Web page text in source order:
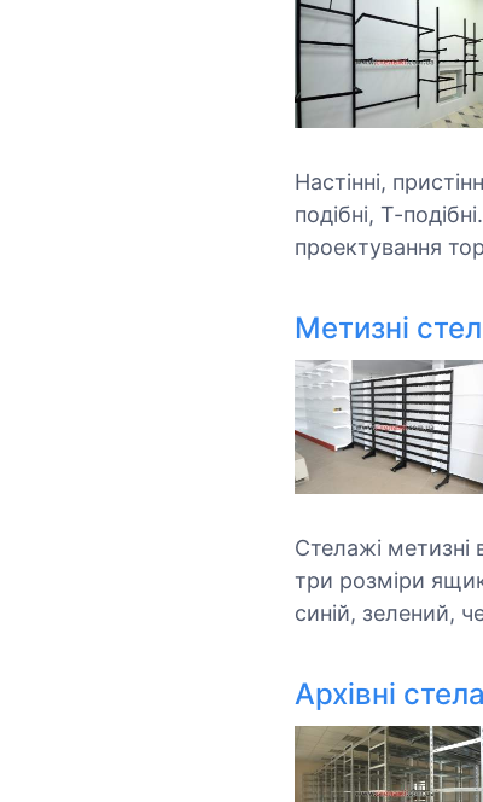
Настінні,
подібні, Т-
проектування
Метизні
Стелажі
три розміри
синій, зелений,
Архівні